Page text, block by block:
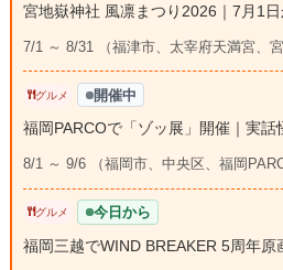
宮地嶽神社 風凛まつり2026｜7月1日
7/1 ～ 8/31 （福津市、太宰府天満宮、宮
グルメ 開催中
福岡PARCOで「ゾッ展」開催｜実
8/1 ～ 9/6 （福岡市、中央区、福岡
グルメ 今日から
福岡三越でWIND BREAKER 5周年